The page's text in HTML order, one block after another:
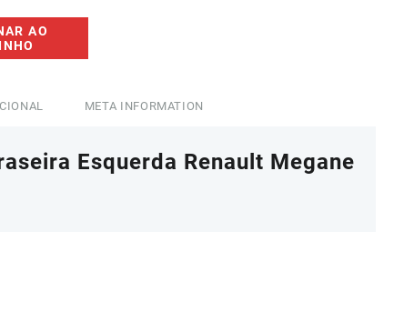
AO
META INFORMATION
Esquerda Renault Megane